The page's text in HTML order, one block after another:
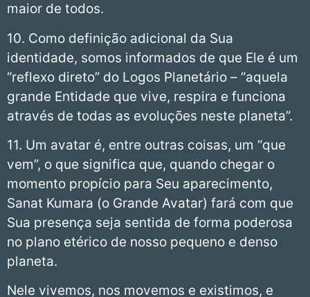
maior de todos.
10. Como definição adicional da Sua
identidade, somos informados de que Ele é um
“reflexo direto” do Logos Planetário – “aquela
grande Entidade que vive, respira e funciona
através de todas as evoluções neste planeta”.
11. Um avatar é, entre outras coisas, um “que
vem”, o que significa que, quando chegar o
momento propício para Seu aparecimento,
Sanat Kumara (o Grande Avatar) fará com que
Sua presença seja sentida de forma poderosa
no plano etérico de nosso pequeno e denso
planeta.
Nele vivemos, nos movemos e existimos, e